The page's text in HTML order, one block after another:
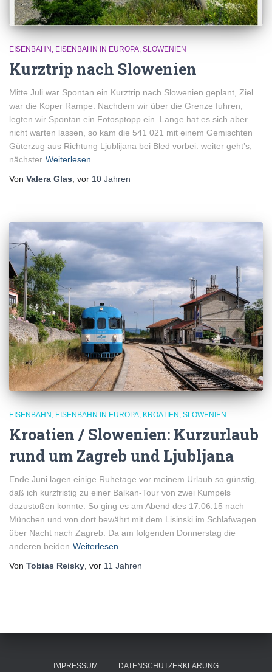
EISENBAHN EISENBAHN IN EUROPA SLOWENIEN
Kurztrip nach Slowenien
Mitte Juli war Spontan ein Kurztrip nach Slowenien geplant, Ziel
war die Koper Rampe. Nachdem wir über die Grenze fuhren,
legten wir Spontan ein Fotosptopp ein. Lange hat es sich aber
nicht warten lassen, so kam die 541 021 mit einem Gemischten
Güterzug aus Richtung Ljublijana bei Bled vorbei. weiter geht’s,
nächster Weiterlesen
Von Valera Glas , vor 10 Jahren
EISENBAHN EISENBAHN IN EUROPA KROATIEN SLOWENIEN
Kroatien / Slowenien: Kurzurlaub
rund um Zagreb und Ljubljana
Ende Juni lagen einige Ruhetage vor meinem Urlaub so günstig,
daß ich kurzfristig zu einer Balkan-Tour von zwei Kumpels
dazustoßen konnte. So ging es am Abend des 17.06.15 nach
München und von dort bewährt mit dem Lisinski im Schlafwagen
über Nacht nach Zagreb. Da am folgenden Donnerstag die
anderen beiden Weiterlesen
Von Tobias Reisky, vor 11 Jahren
IMPRESSUM DATENSCHUTZERKLÄRUNG